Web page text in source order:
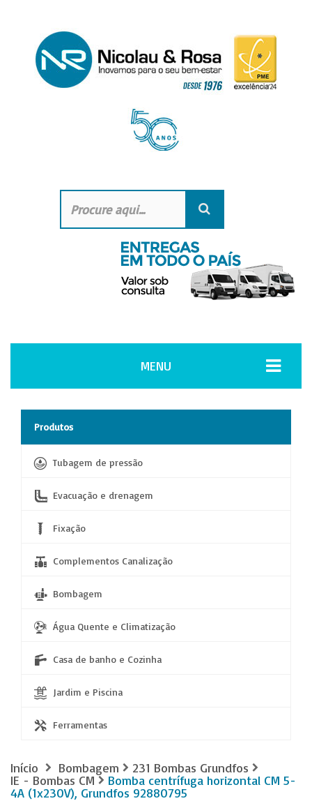
MENU
Produtos
Tubagem de pressão
Evacuação e drenagem
Fixação
Complementos Canalização
Bombagem
Água Quente e Climatização
Casa de banho e Cozinha
Jardim e Piscina
Ferramentas
Início Bombagem
231 Bombas Grundfos
IE - Bombas CM
Bomba centrífuga horizontal CM 5-
4A (1x230V), Grundfos 92880795